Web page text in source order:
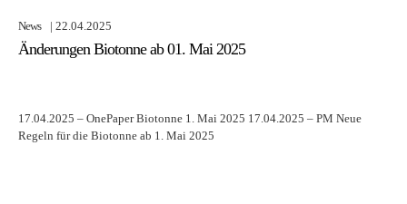
News | 22.04.2025
Änderungen Biotonne ab 01. Mai 2025
17.04.2025 – OnePaper Biotonne 1. Mai 2025 17.04.2025 – PM Neue
Regeln für die Biotonne ab 1. Mai 2025